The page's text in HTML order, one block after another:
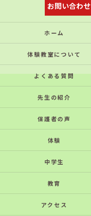
お問い合わせ
ホーム
体験教室について
よくある質問
先生の紹介
保護者の声
体験
中学生
教育
アクセス